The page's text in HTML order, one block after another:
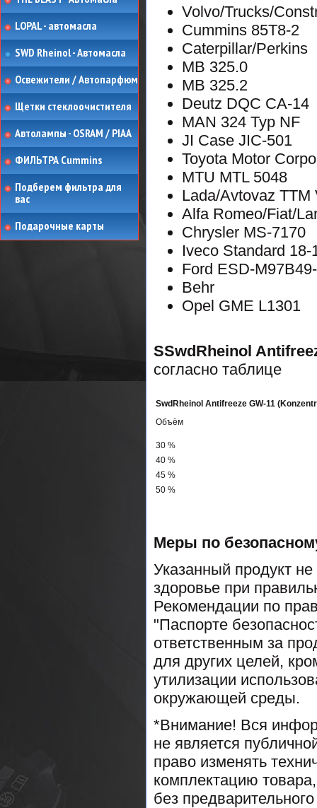
LOPAL - автомасла
SWD Rheinol - Автомасла
Освежители / Автопарфюм
Щетки стеклоочистителя
Автолампы - OSRAM / PIAA
ФИЛЬТРА Cummins
Подберем фильтра для
вас
Подарочные карты
Volvo/Trucks/
Cummins 85T8-2
Caterpillar/Perkins
MB 325.0
MB 325.2
Deutz DQC CA-14
MAN 324 Typ NF
JI Case JIC-501
Toyota Motor
MTU MTL 5048
Lada/Avtovaz TTM
Alfa Romeo/Fiat/
Chrysler MS-7170
Iveco Standard 18-
Ford ESD-
Behr
Opel GME L1301
SSwdRheinol
согласно таблице
SwdRheinol Antifreeze GW-11
Объём
30 %
40 %
45 %
50 %
Меры по
Указанный продукт
здоровье при
Рекомендации по
"Паспорте
ответственным за
для других целей,
утилизации
окружающей среды.
*Внимание! Вся
не является
право изменять
комплектацию
без